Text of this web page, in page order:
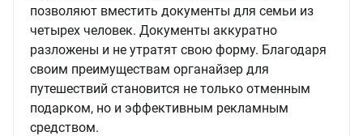
позволяют вместить документы для семьи из
четырех человек. Документы аккуратно
разложены и не утратят свою форму. Благодаря
своим преимуществам органайзер для
путешествий становится не только отменным
подарком, но и эффективным рекламным
средством.